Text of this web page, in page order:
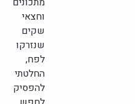
וחצאי
שקים
שנזרקו
לפח,
החלטתי
להפסיק